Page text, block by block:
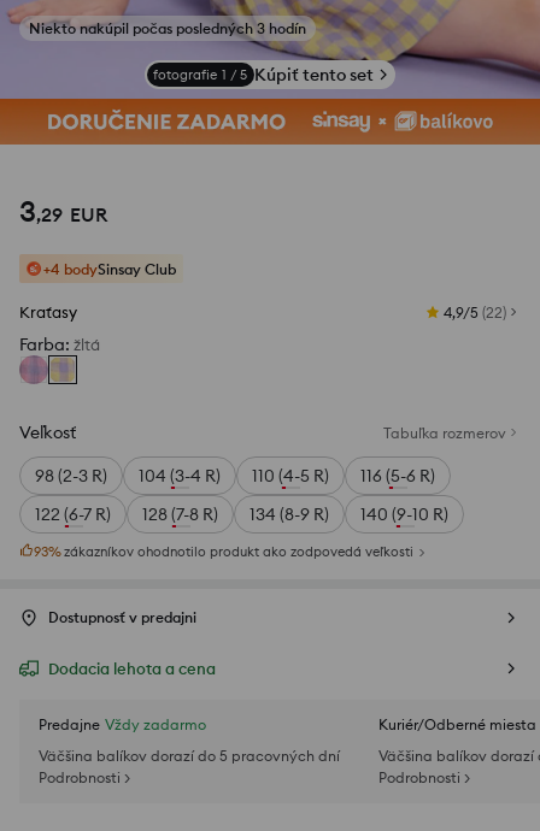
Niekto nakúpil počas posledných 3 hodín
fotografie 1 / 5 Kúpiť tento set
3,29 EUR
+4 bodySinsay Club
Kraťasy 4,9/5 (22)
Farba: žltá
Veľkosť Tabuľka rozmerov
98 (2-3 R) 104 (3-4 R) 110 (4-5 R)
116 (5-6 R)
122 (6-7 R)
128 (7-8 R) 134 (8-9 R) 140 (9-10 R)
93%zákazníkov ohodnotilo produkt ako zodpovedá veľkosti
Dostupnosť v predajni
Dodacia lehota a cena
Predajne Vždy zadarmo
Väčšina balíkov dorazí do 5 pracovných dní
Podrobnosti >
Kuriér/Odberné miesta
Väčšina balíkov
Podrobnosti >